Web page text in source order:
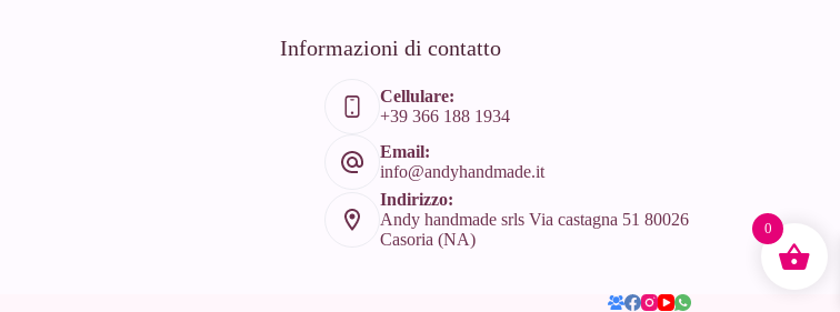
Informazioni di contatto
Cellulare:
+39 366 188 1934
Email:
info@andyhandmade.it
Indirizzo:
Andy handmade srls Via castagna 51 80026
Casoria (NA)
0